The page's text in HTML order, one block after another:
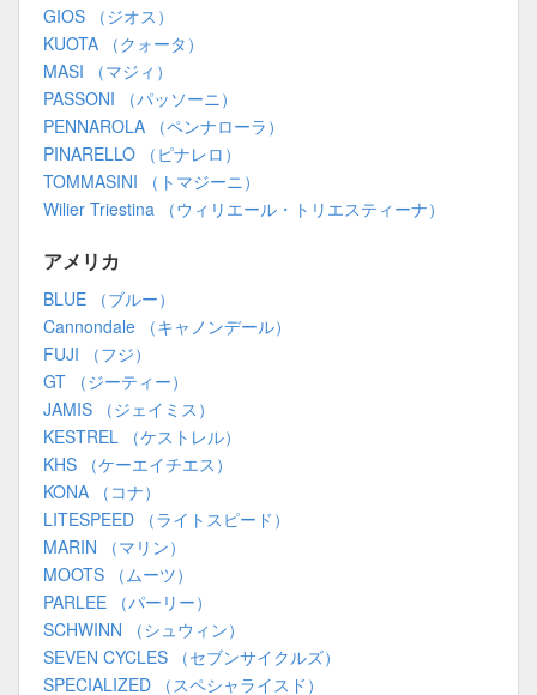
GIOS （ジオス）
KUOTA （クォータ）
MASI （マジィ）
PASSONI （パッソーニ）
PENNAROLA （ペンナローラ）
PINARELLO （ピナレロ）
TOMMASINI （トマジーニ）
Wilier Triestina （ウィリエール・トリエスティーナ）
アメリカ
BLUE （ブルー）
Cannondale （キャノンデール）
FUJI （フジ）
GT （ジーティー）
JAMIS （ジェイミス）
KESTREL （ケストレル）
KHS （ケーエイチエス）
KONA （コナ）
LITESPEED （ライトスピード）
MARIN （マリン）
MOOTS （ムーツ）
PARLEE （パーリー）
SCHWINN （シュウィン）
SEVEN CYCLES （セブンサイクルズ）
SPECIALIZED （スペシャライスド）